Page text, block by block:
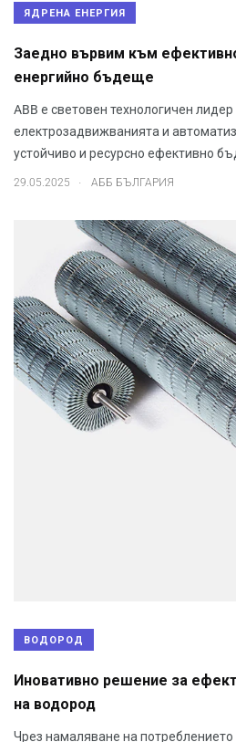
ЯДРЕНА ЕНЕРГИЯ
Заедно вървим към
енергийно бъдеще
ABB е световен технологичен
електрозадвижванията и
устойчиво и ресурсно ефективно
29.05.2025 . АББ БЪЛГАРИЯ
ВОДОРОД
Иновативно решение за
на водород
Чрез намаляване на